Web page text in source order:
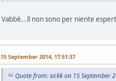
Vabbè...lì non sono per niente
15 September 2014, 17:51:37
Quote from: sickk on 15 September